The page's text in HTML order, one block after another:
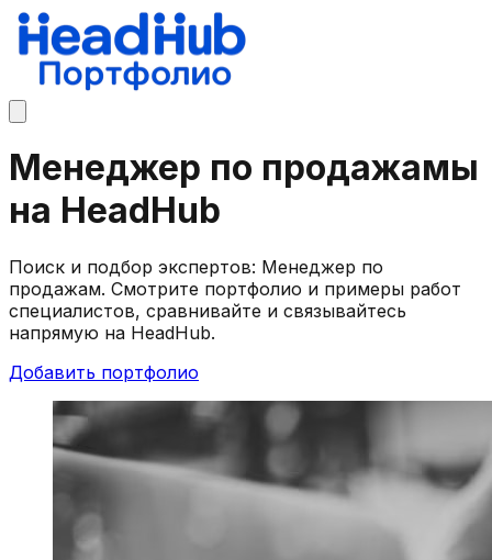
Менеджер по продажамы
на HeadHub
Поиск и подбор экспертов: Менеджер по
продажам. Смотрите портфолио и примеры работ
специалистов, сравнивайте и связывайтесь
напрямую на HeadHub.
Добавить портфолио